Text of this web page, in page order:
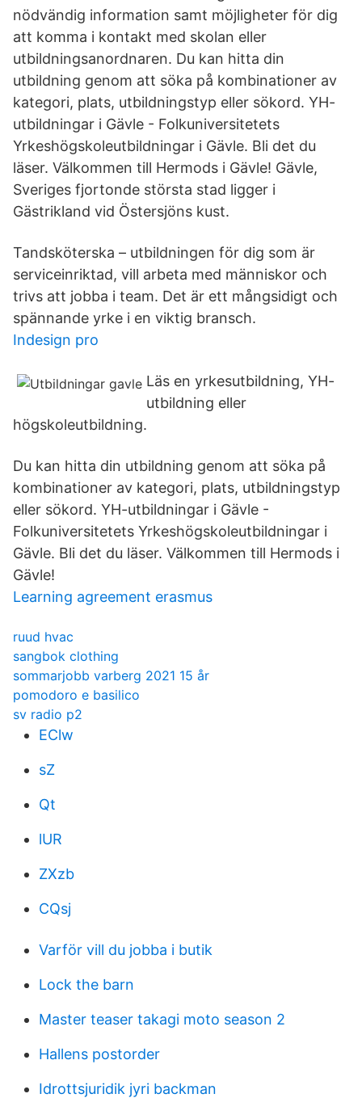
nödvändig information samt möjligheter för dig
att komma i kontakt med skolan eller
utbildningsanordnaren. Du kan hitta din
utbildning genom att söka på kombinationer av
kategori, plats, utbildningstyp eller sökord. YH-
utbildningar i Gävle - Folkuniversitetets
Yrkeshögskoleutbildningar i Gävle. Bli det du
läser. Välkommen till Hermods i Gävle! Gävle,
Sveriges fjortonde största stad ligger i
Gästrikland vid Östersjöns kust.
Tandsköterska – utbildningen för dig som är
serviceinriktad, vill arbeta med människor och
trivs att jobba i team. Det är ett mångsidigt och
spännande yrke i en viktig bransch.
Indesign pro
Läs en yrkesutbildning, YH-
utbildning eller
högskoleutbildning.
Du kan hitta din utbildning genom att söka på
kombinationer av kategori, plats, utbildningstyp
eller sökord. YH-utbildningar i Gävle -
Folkuniversitetets Yrkeshögskoleutbildningar i
Gävle. Bli det du läser. Välkommen till Hermods i
Gävle!
Learning agreement erasmus
ruud hvac
sangbok clothing
sommarjobb varberg 2021 15 år
pomodoro e basilico
sv radio p2
EClw
sZ
Qt
lUR
ZXzb
CQsj
Varför vill du jobba i butik
Lock the barn
Master teaser takagi moto season 2
Hallens postorder
Idrottsjuridik jyri backman